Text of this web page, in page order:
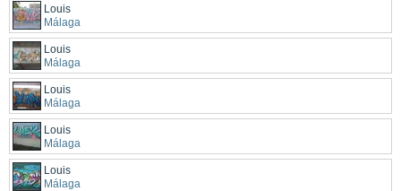
Louis
Málaga
Louis
Málaga
Louis
Málaga
Louis
Málaga
Louis
Málaga